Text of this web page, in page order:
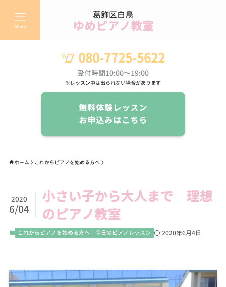
葛飾区白鳥
ゆめピアノ教室
Menu
080-7725-5622
受付時間10:00～19:00
※レッスン中は出られない場合があります
無料体験レッスン
お申込みはこちら
ホーム これからピアノを始める方へ
小さい子から大人まで 理想
のピアノ教室
2020
6/04
これからピアノを始める方へ 今日のピアノレッスン 2020年6月4日